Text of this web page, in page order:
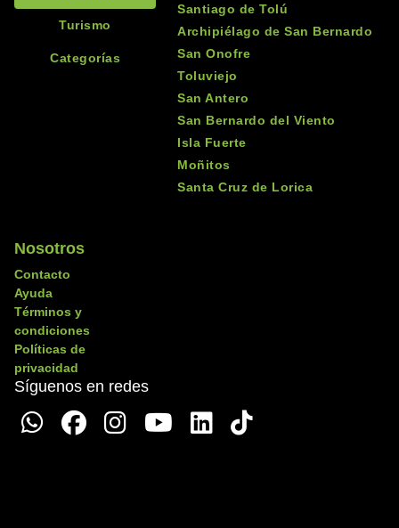
Turismo
Categorías
Santiago de Tolú
Archipiélago de San Bernardo
San Onofre
Toluviejo
San Antero
San Bernardo del Viento
Isla Fuerte
Moñitos
Santa Cruz de Lorica
Nosotros
Contacto
Ayuda
Términos y
condiciones
Políticas de
privacidad
Síguenos en redes